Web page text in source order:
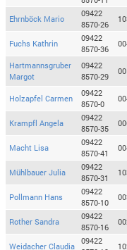
Ehrnböck Mario
09422
8570-26
Fuchs Kathrin
09422
8570-36
Hartmannsgruber
Margot
09422
8570-29
Holzapfel Carmen
09422
8570-0
Krampfl Angela
09422
8570-35
Macht Lisa
09422
8570-41
Mühlbauer Julia
09422
8570-31
Pollmann Hans
09422
8570-10
Rother Sandra
09422
8570-16
Weidacher Claudia
09422